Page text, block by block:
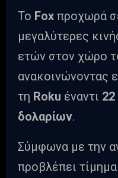
Το Fox προχωρά
μεγαλύτερες
ετών στον χώρο
ανακοινώνοντας
τη Roku έναντι
δολαρίων.
Σύμφωνα με την
προβλέπει